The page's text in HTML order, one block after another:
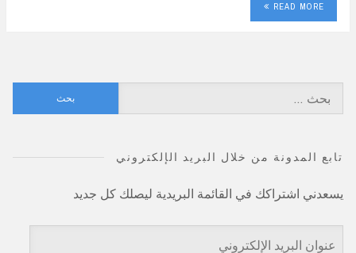
READ MORE
عن:
تابع المدونة من خلال البريد الإلكتروني
يسعدني اشتراكك في القائمة البريدية ليصلك كل جديد
عنوان